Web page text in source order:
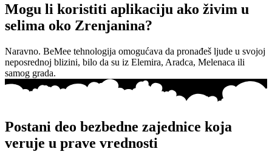
Mogu li koristiti aplikaciju ako živim u
selima oko Zrenjanina?
Naravno. BeMee tehnologija omogućava da pronađeš ljude u svojoj
neposrednoj blizini, bilo da su iz Elemira, Aradca, Melenaca ili
samog grada.
Postani deo bezbedne zajednice koja
veruje u prave vrednosti